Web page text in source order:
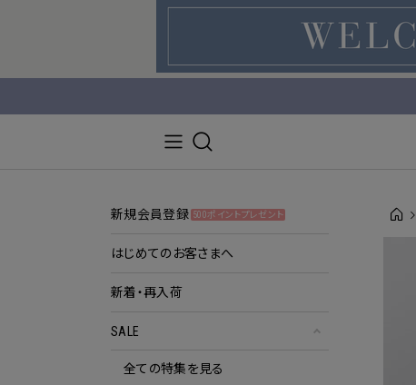
新規会員登録 500ポイントプレゼント
はじめてのお客さまへ
新着・再入荷
SALE
全ての特集を見る